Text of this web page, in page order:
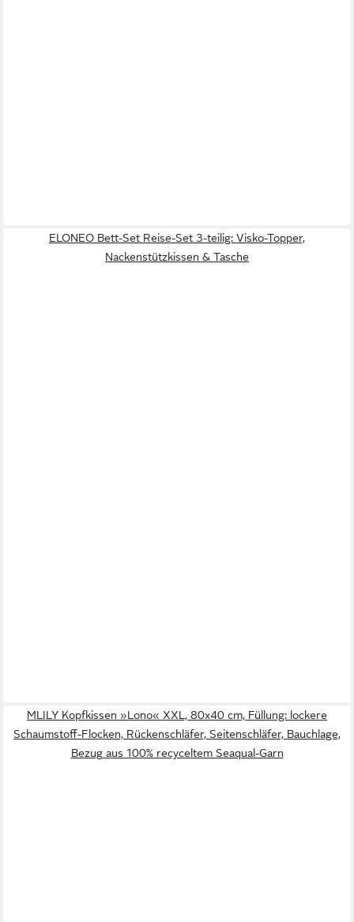
ELONEO Bett-Set Reise-Set 3-teilig: Visko-Topper,
Nackenstützkissen & Tasche
MLILY Kopfkissen »Lono« XXL, 80x40 cm, Füllung: lockere
Schaumstoff-Flocken, Rückenschläfer, Seitenschläfer, Bauchlage,
Bezug aus 100% recyceltem Seaqual-Garn